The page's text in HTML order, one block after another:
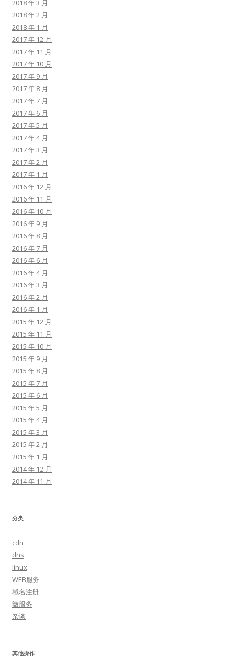
2018 年 3 月
2018 年 2 月
2018 年 1 月
2017 年 12 月
2017 年 11 月
2017 年 10 月
2017 年 9 月
2017 年 8 月
2017 年 7 月
2017 年 6 月
2017 年 5 月
2017 年 4 月
2017 年 3 月
2017 年 2 月
2017 年 1 月
2016 年 12 月
2016 年 11 月
2016 年 10 月
2016 年 9 月
2016 年 8 月
2016 年 7 月
2016 年 6 月
2016 年 4 月
2016 年 3 月
2016 年 2 月
2016 年 1 月
2015 年 12 月
2015 年 11 月
2015 年 10 月
2015 年 9 月
2015 年 8 月
2015 年 7 月
2015 年 6 月
2015 年 5 月
2015 年 4 月
2015 年 3 月
2015 年 2 月
2015 年 1 月
2014 年 12 月
2014 年 11 月
分类
cdn
dns
linux
WEB服务
域名注册
微服务
杂谈
其他操作